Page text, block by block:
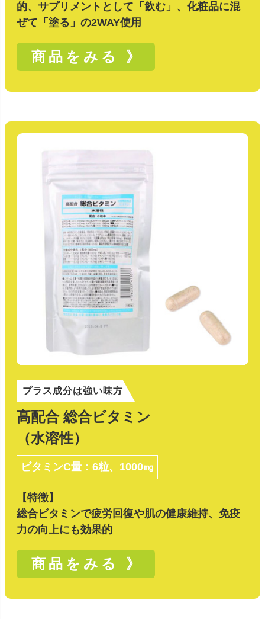
的、サプリメントとして「飲む」、化粧品に混
ぜて「塗る」の2WAY使用
商品をみる 》
プラス成分は強い味方
高配合 総合ビタミン
（水溶性）
ビタミンC量：6粒、1000㎎
【特徴】
総合ビタミンで疲労回復や肌の健康維持、免疫
力の向上にも効果的
商品をみる 》